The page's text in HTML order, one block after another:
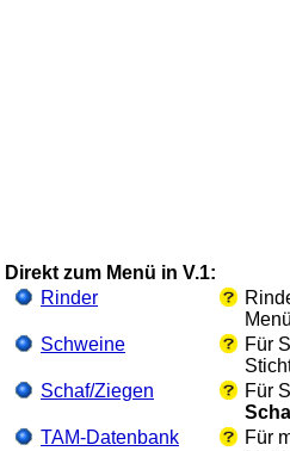
Direkt zum Menü in V.1:
Rinder
Schweine
Für
Schaf/Ziegen
Für
TAM-Datenbank
Für